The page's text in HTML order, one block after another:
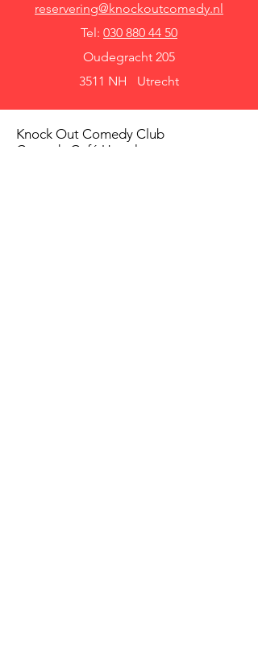
reservering@knockoutcomedy.nl
Tel: 030 880 44 50
Oudegracht 205
3511 NH Utrecht
Knock Out Comedy Club
Comedy Café Utrecht